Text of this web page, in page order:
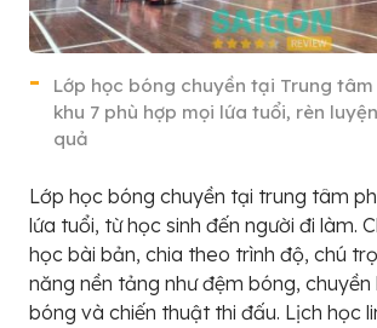
Lớp học bóng chuyền tại Trung tâm
khu 7 phù hợp mọi lứa tuổi, rèn
quả
Lớp học bóng chuyền tại trung tâm
lứa tuổi, từ học sinh đến người đi làm.
học bài bản, chia theo trình độ, chú
năng nền tảng như đệm bóng,
bóng và chiến thuật thi đấu. Lịch học